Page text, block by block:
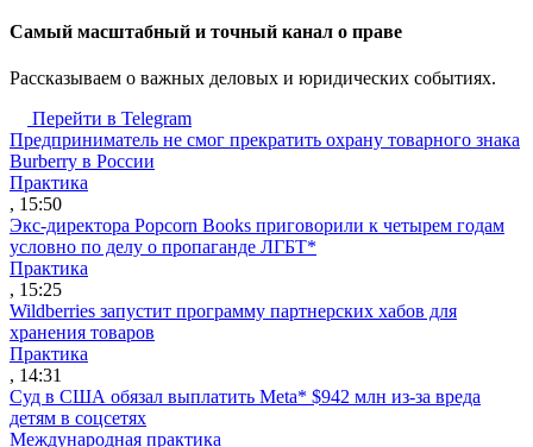
Cамый масштабный и точный канал о праве
Рассказываем о важных деловых и юридических событиях.
Перейти в Telegram
Предприниматель не смог прекратить охрану товарного знака
Burberry в России
Практика
, 15:50
Экс-директора Popcorn Books приговорили к четырем годам
условно по делу о пропаганде ЛГБТ*
Практика
, 15:25
Wildberries запустит программу партнерских хабов для
хранения товаров
Практика
, 14:31
Суд в США обязал выплатить Meta* $942 млн из-за вреда
детям в соцсетях
Международная практика